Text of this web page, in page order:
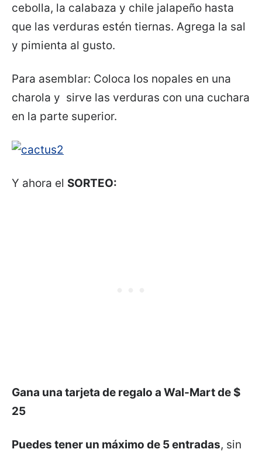
cebolla, la calabaza y chile jalapeño hasta
que las verduras estén tiernas. Agrega la sal
y pimienta al gusto.
Para asemblar: Coloca los nopales en una
charola y sirve las verduras con una cuchara
en la parte superior.
Y ahora el SORTEO:
Gana una tarjeta de regalo a Wal-Mart de $
25
Puedes tener un máximo de 5 entradas, sin